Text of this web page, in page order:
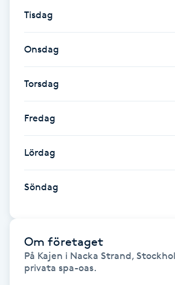
Klangmassage
Klippning
Klippning & Slingor
Klippning ungdom
Koppningsmassage
Kostrådgivning
Kroppsinpackning
Tisdag
Onsdag
Torsdag
Fredag
Lördag
Söndag
Om företaget
På Kajen i Nacka Strand,
privata spa-oas.